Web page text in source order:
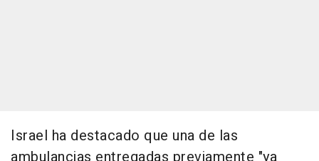
Israel ha destacado que una de las